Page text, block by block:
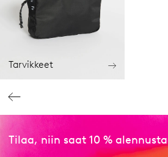
Tarvikkeet
Tilaa, niin saat 10 % alennusta